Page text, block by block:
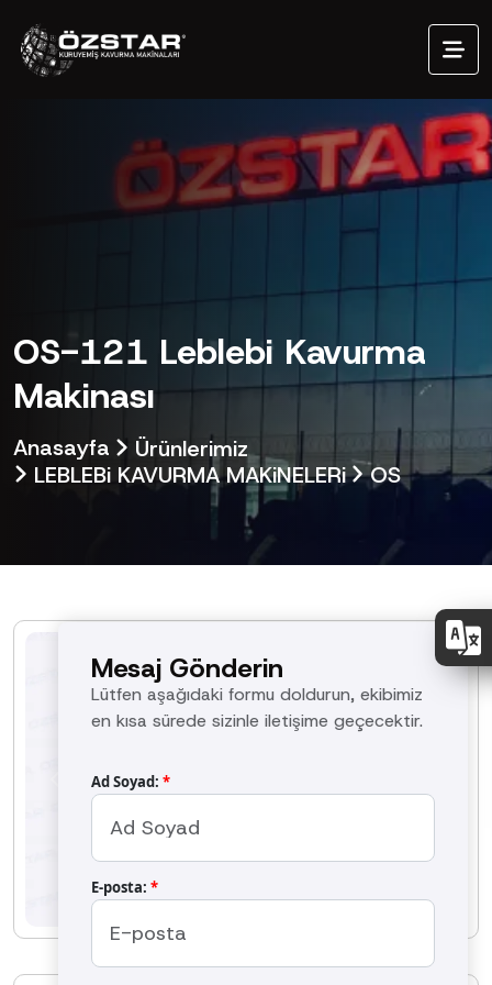
OS-121 Leblebi Kavurma
Makinası
Anasayfa
Ürünlerimiz
LEBLEBi KAVURMA MAKiNELERi
OS
Previous
Mesaj Gönderin
Lütfen aşağıdaki formu doldurun, ekibimiz
en kısa sürede sizinle iletişime geçecektir.
Ad Soyad: *
E-posta: *